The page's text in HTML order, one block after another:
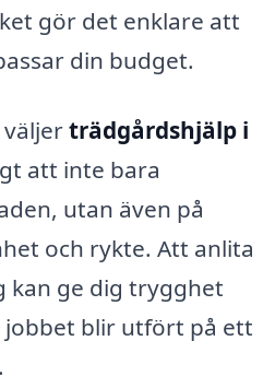
gör det enklare att
din budget.
trädgårdshjälp i
att inte bara
utan även på
och rykte. Att anlita
ge dig trygghet
jobbet blir utfört på ett